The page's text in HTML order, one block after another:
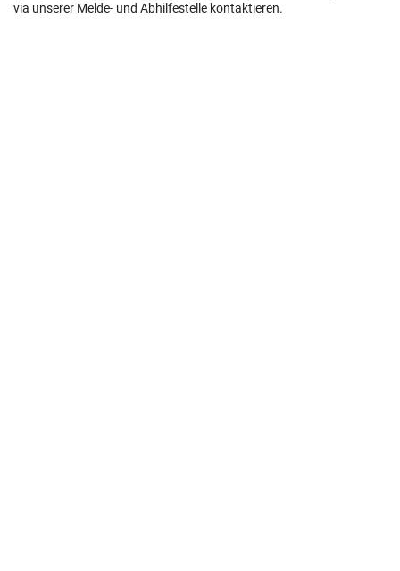
via unserer Melde- und Abhilfestelle kontaktieren.